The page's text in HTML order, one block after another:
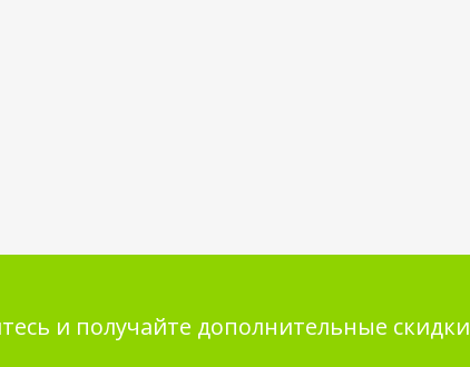
и получайте дополнительные скидки